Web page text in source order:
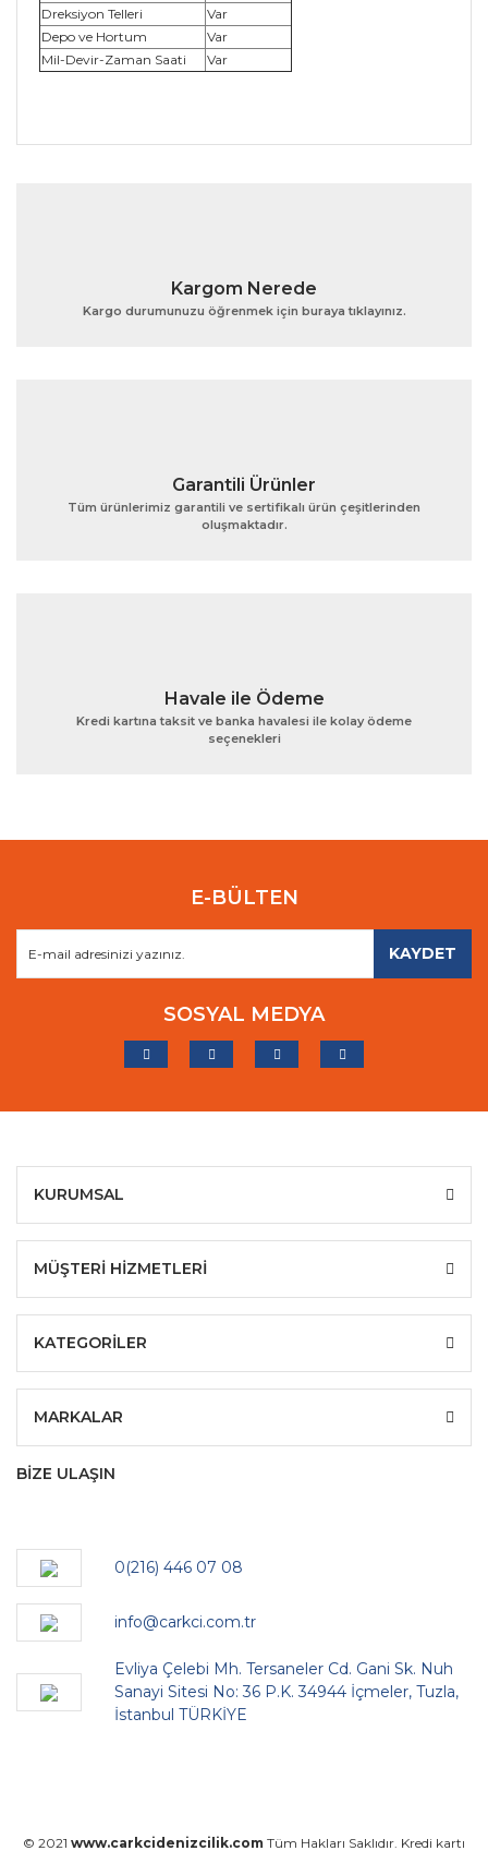
Dreksiyon Telleri
Var
Depo ve Hortum
Var
Mil-Devir-Zaman Saati
Var
Bu ürünün fiyat bilgisi, resim, ürün açıklamalarında ve
Ürün açıklamasında eksik bilgiler bulunuyor.
Gönder
Kargom Nerede
Kargo durumunuzu öğrenmek için buraya tıklayınız.
Garantili Ürünler
Tüm ürünlerimiz garantili ve sertifikalı ürün çeşitlerinden
oluşmaktadır.
Havale ile Ödeme
Kredi kartına taksit ve banka havalesi ile kolay ödeme
seçenekleri
E-BÜLTEN
KAYDET
SOSYAL MEDYA
KURUMSAL
MÜŞTERİ HİZMETLERİ
KATEGORİLER
MARKALAR
BİZE ULAŞIN
0(216) 446 07 08
info@carkci.com.tr
Evliya Çelebi Mh. Tersaneler Cd. Gani Sk. Nuh
Sanayi Sitesi No: 36 P.K. 34944 İçmeler, Tuzla,
İstanbul TÜRKİYE
© 2021 www.carkcidenizcilik.com Tüm Hakları Saklıdır. Kredi kartı